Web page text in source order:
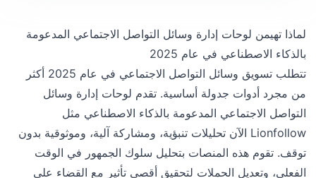
لماذا تهيمن لوحات إدارة وسائل التواصل الاجتماعي المدعومة
بالذكاء الاصطناعي في عام 2025
تتطلب تسويق وسائل التواصل الاجتماعي في عام 2025 أكثر
من مجرد أدوات جدولة أساسية. تقدم لوحات إدارة وسائل
التواصل الاجتماعي المدعومة بالذكاء الاصطناعي مثل
Lionfollow الآن تحليلات تنبؤية، ومشاركة آلية، وموثوقية بدون
توقف. تقوم هذه المنصات بتحليل سلوك الجمهور في الوقت
الفعلي، وتعديل الحملات لتحقيق أقصى تأثير مع القضاء على